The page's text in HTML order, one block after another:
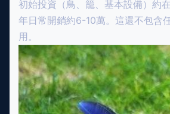
初始投資（鳥、籠、基本設備）約
年日常開銷約6-10萬。這還不包含
用。